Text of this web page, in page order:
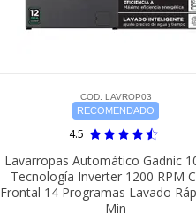
COD. LAVROP03
RECOMENDADO
4.5
Lavarropas Automático Gadnic
Tecnología Inverter 1200 RPM
Frontal 14 Programas Lavado
Min